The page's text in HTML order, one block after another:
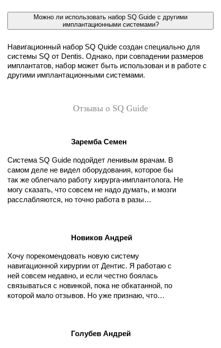
Можно ли использовать набор SQ Guide с другими
имплантационными системами?
Навигационный набор SQ Quide создан специально для
системы SQ от Dentis. Однако, при совпадении размеров
имплантатов, набор может быть использован и в работе с
другими имплантационными системами.
Отзывы о SQ Guide
Заремба Семен
Система SQ Guide подойдет ленивым врачам. В
самом деле не видел оборудования, которое бы
так же облегчало работу хирурга-имплантолога. Не
могу сказать, что совсем не надо думать, и мозги
расслабляются, но точно работа в разы
перегреешь, сверло в сторону не уйдет. Все по
разборок с недовольными пациентами удастся
избежать. Советую всем ленивцам, таким же, как я
Новиков Андрей
Хочу порекомендовать новую систему
навигационной хирургии от Дентис. Я работаю с
ней совсем недавно, и если честно боялась
связываться с новинкой, пока не обкатанной, по
которой мало отзывов. Но уже признаю, что
безошибочно встает на место. Кость не
Голубев Андрей